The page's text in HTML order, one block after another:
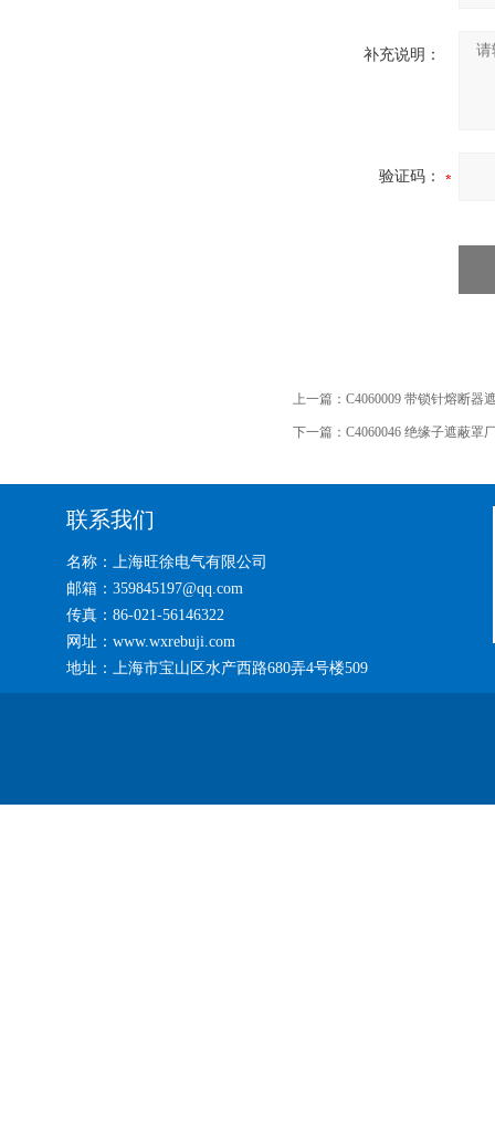
补充说明：
验证码：
上一篇： C4060009 带锁针熔断器
下一篇： C4060046 绝缘子遮蔽罩
联系我们
名称：上海旺徐电气有限公司
邮箱：359845197@qq.com
传真：86-021-56146322
网址：www.wxrebuji.com
地址：上海市宝山区水产西路680弄4号楼509